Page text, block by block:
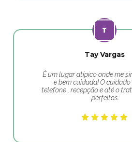
Tay Vargas
É um lugar atípico onde me
e bem cuidada! O cuidado
telefone , recepção e até o
perfeitos